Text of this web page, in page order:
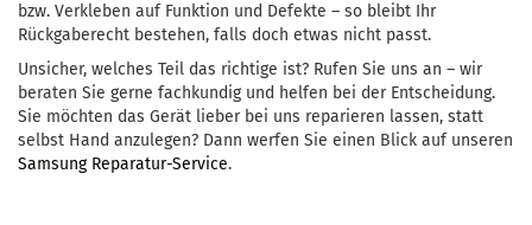
bzw. Verkleben auf Funktion und Defekte – so bleibt Ihr
Rückgaberecht bestehen, falls doch etwas nicht passt.
Unsicher, welches Teil das richtige ist? Rufen Sie uns an – wir
beraten Sie gerne fachkundig und helfen bei der Entscheidung.
Sie möchten das Gerät lieber bei uns reparieren lassen, statt
selbst Hand anzulegen? Dann werfen Sie einen Blick auf unseren
Samsung Reparatur-Service.